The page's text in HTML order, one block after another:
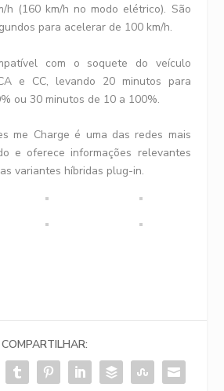
h (160 km/h no modo elétrico). São
para acelerar de 100 km/h.
com o soquete do veículo
e CC, levando 20 minutos para
ou 30 minutos de 10 a 100%.
me Charge é uma das redes mais
e oferece informações relevantes
variantes híbridas plug-in.
COMPARTILHAR: